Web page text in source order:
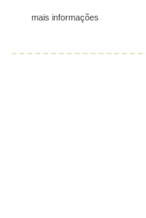
mais informações